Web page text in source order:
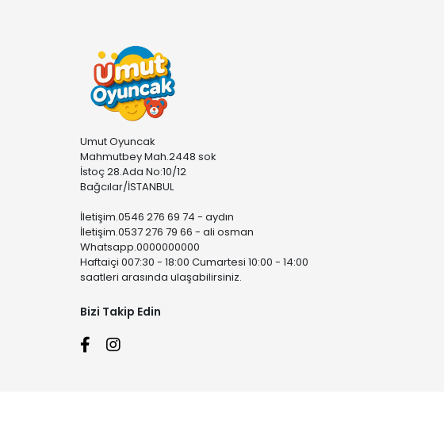
Umut Oyuncak
Mahmutbey Mah.2448 sok
İstoç 28.Ada No:10/12
Bağcılar/İSTANBUL
İletişim.0546 276 69 74 - aydın
İletişim.0537 276 79 66 - ali osman
Whatsapp.0000000000
Haftaiçi 007:30 - 18:00 Cumartesi 10:00 - 14:00
saatleri arasında ulaşabilirsiniz.
Bizi Takip Edin